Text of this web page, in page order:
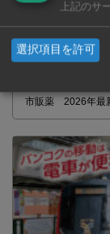
市販薬 2026年最
上記のサ
選択項目を許可